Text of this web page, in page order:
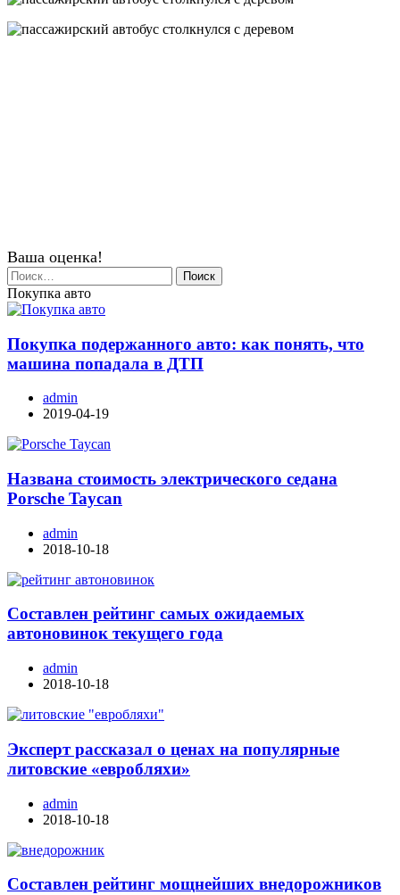
Ваша оценка!
Найти:
Покупка авто
Покупка подержанного авто: как понять, что
машина попадала в ДТП
admin
2019-04-19
Названа стоимость электрического седана
Porsche Taycan
admin
2018-10-18
Составлен рейтинг самых ожидаемых
автоновинок текущего года
admin
2018-10-18
Эксперт рассказал о ценах на популярные
литовские «евробляхи»
admin
2018-10-18
Составлен рейтинг мощнейших внедорожников